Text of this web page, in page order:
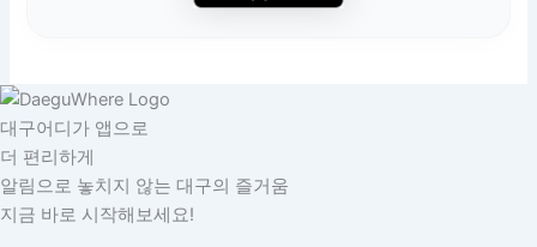
대구어디가 앱으로
더 편리하게
알림으로 놓치지 않는 대구의 즐거움
지금 바로 시작해보세요!